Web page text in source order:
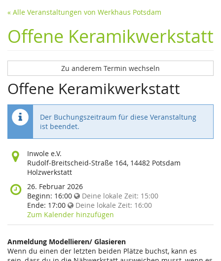
« Alle Veranstaltungen von Werkhaus Potsdam
Offene Keramikwerkstatt
Zu anderem Termin wechseln
Offene Keramikwerkstatt
Der Buchungszeitraum für diese Veranstaltung
ist beendet.
Wo
findet
diese
statt?
Inwole e.V.
Rudolf-Breitscheid-Straße 164, 14482 Potsdam
Holzwerkstatt
Wann
findet
diese
Veranstaltung
statt?
26. Februar 2026
Beginn: 16:00 Deine lokale Zeit: 15:00
Ende: 17:00 Deine lokale Zeit: 16:00
Zum Kalender hinzufügen
Anmeldung Modellieren/ Glasieren
Wenn du einen der letzten beiden Plätze buchst, kann es